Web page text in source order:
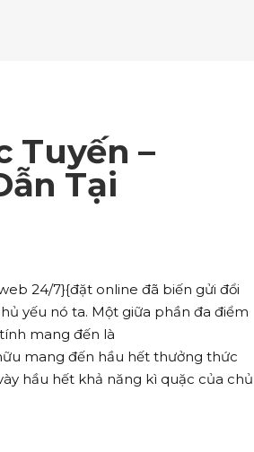
Video Button
Testimonials
Client Carousel
Tuyến –
Tại
24/7}{đặt online đã biến gửi đổi
yếu nó ta. Một giữa phần đa điểm
mang đến là
mang đến hầu hết thưởng thức
hầu hết khả năng kì quặc của chủ